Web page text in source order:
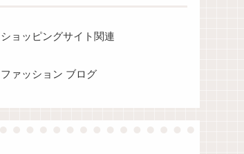
ショッピングサイト関連
ファッション ブログ